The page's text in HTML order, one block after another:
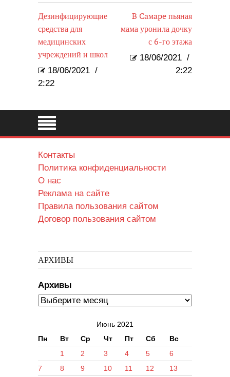
Дезинфицирующие
средства для
медицинских
учреждений и школ
18/06/2021 /
2:22
B Caмape пьяная
мама уронила дочку
с 6-го этажа
18/06/2021 /
2:22
Контакты
Политика конфиденциальности
О нас
Реклама на сайте
Правила пользования сайтом
Договор пользования сайтом
АРХИВЫ
Архивы
Июнь 2021
Пн
Вт Ср Чт Пт Сб Вс
1 2 3 4 5
6
7
8 9 10 11 12
13